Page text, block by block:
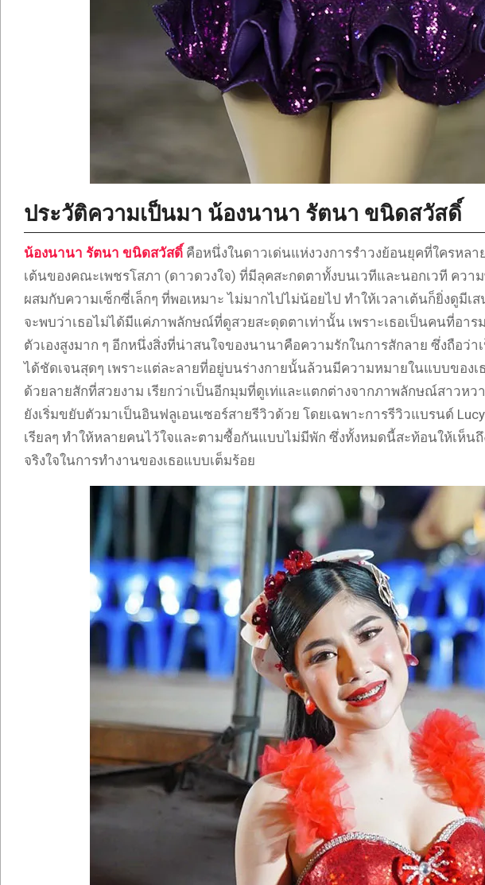
ประวัติความเป็นมา น้องนานา รัตนา ขนิดสวัสดิ์
น้องนานา รัตนา ขนิดสวัสดิ์ คือหนึ่งในดาวเด่นแห่งวงการรำวงย้อนยุคที่ใครหล
เต้นของคณะเพชรโสภา (ดาวดวงใจ) ที่มีลุคสะกดตาทั้งบนเวทีและนอกเวที คว
ผสมกับความเซ็กซี่เล็กๆ ที่พอเหมาะ ไม่มากไปไม่น้อยไป ทำให้เวลาเต้นก็ยิ่งดูมีเ
จะพบว่าเธอไม่ได้มีแค่ภาพลักษณ์ที่ดูสวยสะดุดตาเท่านั้น เพราะเธอเป็นคนที่อา
ตัวเองสูงมาก ๆ อีกหนึ่งสิ่งที่น่าสนใจของนานาคือความรักในการสักลาย ซึ่งถือว่
ได้ชัดเจนสุดๆ เพราะแต่ละลายที่อยู่บนร่างกายนั้นล้วนมีความหมายในแบบของเ
ด้วยลายสักที่สวยงาม เรียกว่าเป็นอีกมุมที่ดูเท่และแตกต่างจากภาพลักษณ์สาวหว
ยังเริ่มขยับตัวมาเป็นอินฟลูเอนเซอร์สายรีวิวด้วย โดยเฉพาะการรีวิวแบรนด์
เรียลๆ ทำให้หลายคนไว้ใจและตามซื้อกันแบบไม่มีพัก ซึ่งทั้งหมดนี้สะท้อนให้เห็น
จริงใจในการทำงานของเธอแบบเต็มร้อย